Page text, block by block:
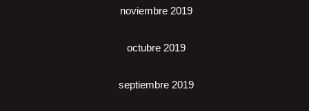
noviembre 2019
octubre 2019
septiembre 2019